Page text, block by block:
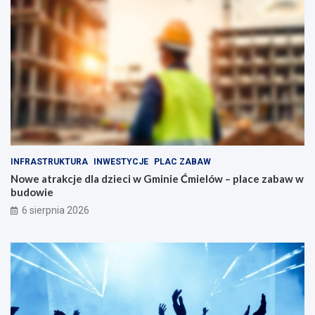
e
ł
e
a
r
a
c
j
d
l
a
r
z
i
n
o
d
b
n
m
n
p
ę
z
i
e
INFRASTRUKTURA INWESTYCJE PLAC ZABAW
Nowe atrakcje dla dzieci w Gminie Ćmielów – place zabaw w
budowie
6 sierpnia 2026